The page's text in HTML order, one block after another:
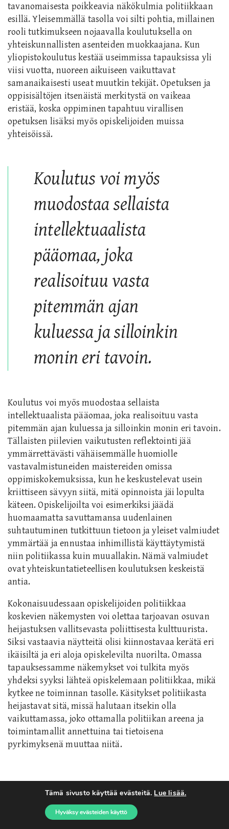
tavanomaisesta poikkeavia näkökulmia politiikkaan
esillä. Yleisemmällä tasolla voi silti pohtia, millainen
rooli tutkimukseen nojaavalla koulutuksella on
yhteiskunnallisten asenteiden muokkaajana. Kun
yliopistokoulutus kestää useimmissa tapauksissa yli
viisi vuotta, nuoreen aikuiseen vaikuttavat
samanaikaisesti useat muutkin tekijät. Opetuksen ja
oppisisältöjen itsenäistä merkitystä on vaikeaa
eristää, koska oppiminen tapahtuu virallisen
opetuksen lisäksi myös opiskelijoiden muissa
yhteisöissä.
Koulutus voi myös
muodostaa sellaista
intellektuaalista
pääomaa, joka
realisoituu vasta
pitemmän ajan
kuluessa ja silloinkin
monin eri tavoin.
Koulutus voi myös muodostaa sellaista
intellektuaalista pääomaa, joka realisoituu vasta
pitemmän ajan kuluessa ja silloinkin monin eri tavoin.
Tällaisten piilevien vaikutusten reflektointi jää
ymmärrettävästi vähäisemmälle huomiolle
vastavalmistuneiden maistereiden omissa
oppimiskokemuksissa, kun he keskustelevat usein
kriittiseen sävyyn siitä, mitä opinnoista jäi lopulta
käteen. Opiskelijoilta voi esimerkiksi jäädä
huomaamatta savuttamansa uudenlainen
suhtautuminen tutkittuun tietoon ja yleiset valmiudet
ymmärtää ja ennustaa inhimillistä käyttäytymistä
niin politiikassa kuin muuallakin. Nämä valmiudet
ovat yhteiskuntatieteellisen koulutuksen keskeistä
antia.
Kokonaisuudessaan opiskelijoiden politiikkaa
koskevien näkemysten voi olettaa tarjoavan osuvan
heijastuksen vallitsevasta poliittisesta kulttuurista.
Siksi vastaavia näytteitä olisi kiinnostavaa kerätä eri
ikäisiltä ja eri aloja opiskelevilta nuorilta. Omassa
tapauksessamme näkemykset voi tulkita myös
yhdeksi syyksi lähteä opiskelemaan politiikkaa, mikä
kytkee ne toiminnan tasolle. Käsitykset politiikasta
heijastavat sitä, missä halutaan itsekin olla
vaikuttamassa, joko ottamalla politiikan areena ja
toimintamallit annettuina tai tietoisena
pyrkimyksenä muuttaa niitä.
Kirjoittavat kiittävät Timo Miettistä, Antti Ronkaista, Isak
politiikkakäsitysten muotoilussa.
Tämä sivusto käyttää evästeitä. Lue lisää.
Hyväksy evästeiden käyttö